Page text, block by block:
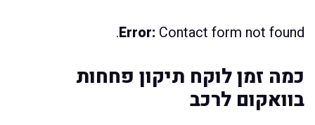
Error: Contact form not found.
כמה זמן לוקח תיקון פחחות
בוואקום לרכב